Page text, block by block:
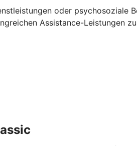
oder psychosoziale
Assistance-Leistungen